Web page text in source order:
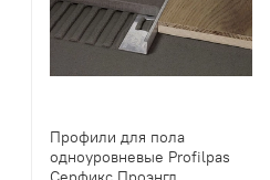
Профили для пола
одноуровневые Profilpas